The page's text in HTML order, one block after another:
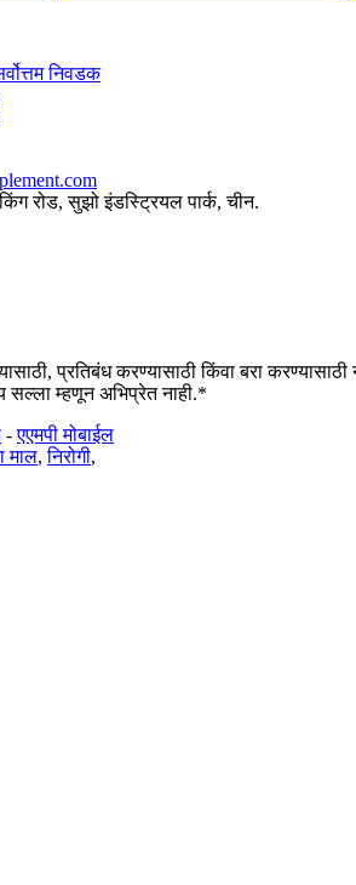
निवडक
रोड, सुझो इंडस्ट्रियल पार्क, चीन.
प्रतिबंध करण्यासाठी किंवा बरा करण्यासाठी
सल्ला म्हणून अभिप्रेत नाही.*
-एएमपी मोबाईल
माल,निरोगी,